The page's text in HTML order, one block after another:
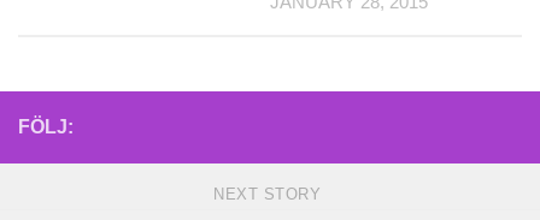
FÖLJ:
NEXT STORY